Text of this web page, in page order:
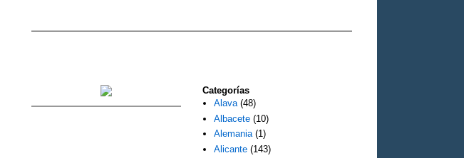
Categorías
Alava (48)
Albacete (10)
Alemania (1)
Alicante (143)